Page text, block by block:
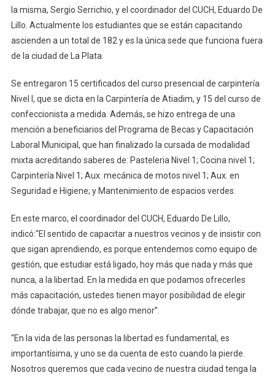
Finalización
Del
Ciclo
Lectivo
De
La
Oficios
De
La
UNLP,
Funciona
En
El
Centro
Universitario
De
Chivilcoy
la misma, Sergio Serrichio, y el coordinador del CUCH, Eduardo De
Lillo. Actualmente los estudiantes que se están capacitando
ascienden a un total de 182 y es la única sede que funciona fuera
de la ciudad de La Plata.
Se entregaron 15 certificados del curso presencial de carpintería
Nivel I, que se dicta en la Carpintería de Atiadim, y 15 del curso de
confeccionista a medida. Además, se hizo entrega de una
mención a beneficiarios del Programa de Becas y Capacitación
Laboral Municipal, que han finalizado la cursada de modalidad
mixta acreditando saberes de: Pasteleria Nivel 1; Cocina nivel 1;
Carpintería Nivel 1; Aux. mecánica de motos nivel 1; Aux. en
Seguridad e Higiene; y Mantenimiento de espacios verdes.
En este marco, el coordinador del CUCH, Eduardo De Lillo,
indicó:“El sentido de capacitar a nuestros vecinos y de insistir con
que sigan aprendiendo, es porque entendemos como equipo de
gestión, que estudiar está ligado, hoy más que nada y más que
nunca, a la libertad. En la medida en que podamos ofrecerles
más capacitación, ustedes tienen mayor posibilidad de elegir
dónde trabajar, que no es algo menor”.
“En la vida de las personas la libertad es fundamental, es
importantísima, y uno se da cuenta de esto cuando la pierde.
Nosotros queremos que cada vecino de nuestra ciudad tenga la